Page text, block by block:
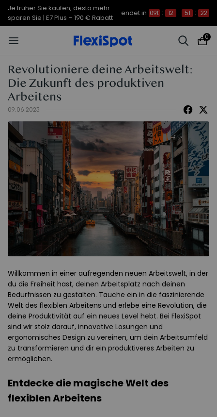
Je früher Sie kaufen, desto mehr
sparen Sie | C7 Morpher – 290 €
Rabatt
21
0
Revolutioniere deine Arbeitswelt:
Die Zukunft des produktiven
Arbeitens
09.06.2023
Willkommen in einer aufregenden neuen Arbeitswelt, in der
du die Freiheit hast, deinen Arbeitsplatz nach deinen
Bedürfnissen zu gestalten. Tauche ein in die faszinierende
Welt des flexiblen Arbeitens und erlebe eine Revolution, die
deine Produktivität auf ein neues Level hebt. Bei FlexiSpot
sind wir stolz darauf, innovative Lösungen und
ergonomisches Design zu vereinen, um dein Arbeitsumfeld
zu transformieren und dir ein produktiveres Arbeiten zu
ermöglichen.
Entdecke die magische Welt des
flexiblen Arbeitens